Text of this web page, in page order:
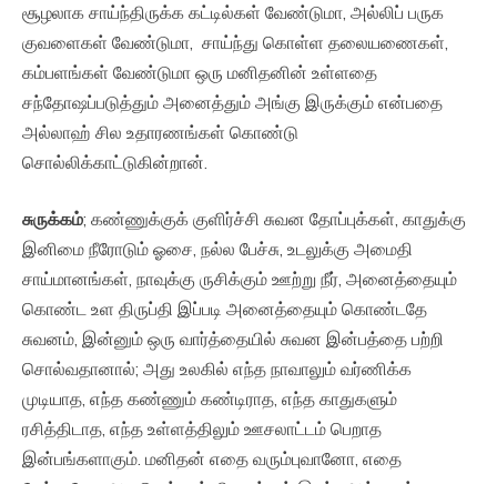
சூழலாக சாய்ந்திருக்க கட்டில்கள் வேண்டுமா, அல்லிப் பருக
குவளைகள் வேண்டுமா, சாய்ந்து கொள்ள தலையணைகள்,
கம்பளங்கள் வேண்டுமா ஒரு மனிதனின் உள்ளதை
சந்தோஷப்படுத்தும் அனைத்தும் அங்கு இருக்கும் என்பதை
அல்லாஹ் சில உதாரணங்கள் கொண்டு
சொல்லிக்காட்டுகின்றான்.
சுருக்கம்; கண்ணுக்குக் குளிர்ச்சி சுவன தோப்புக்கள், காதுக்கு
இனிமை நீரோடும் ஓசை, நல்ல பேச்சு, உடலுக்கு அமைதி
சாய்மானங்கள், நாவுக்கு ருசிக்கும் ஊற்று நீர், அனைத்தையும்
கொண்ட உள திருப்தி இப்படி அனைத்தையும் கொண்டதே
சுவனம், இன்னும் ஒரு வார்த்தையில் சுவன இன்பத்தை பற்றி
சொல்வதானால்; அது உலகில் எந்த நாவாலும் வர்ணிக்க
முடியாத, எந்த கண்ணும் கண்டிராத, எந்த காதுகளும்
ரசித்திடாத, எந்த உள்ளத்திலும் ஊசலாட்டம் பெறாத
இன்பங்களாகும். மனிதன் எதை வரும்புவானோ, எதை